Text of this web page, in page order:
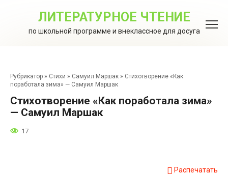
ЛИТЕРАТУРНОЕ ЧТЕНИЕ
по школьной программе и внеклассное для досуга
Рубрикатор » Стихи » Самуил Маршак » Стихотворение «Как
поработала зима» — Самуил Маршак
Стихотворение «Как поработала зима»
— Самуил Маршак
17
Распечатать